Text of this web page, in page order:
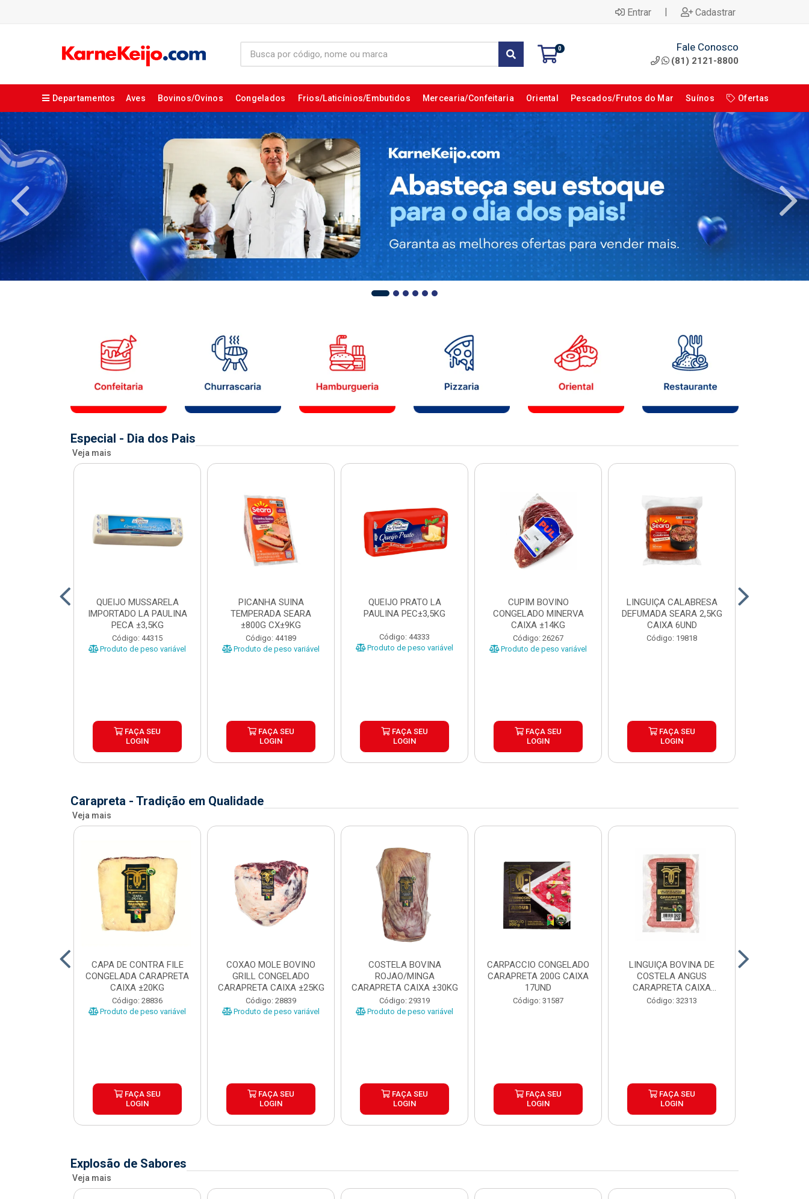
Entrar | Cadastrar
0 Fale Conosco
(81) 2121-8800
Departamentos Aves Bovinos/Ovinos Congelados Frios/Laticínios/Embutidos Mercearia/Confeitaria Oriental Pescados/Frutos do Mar Suínos Ofertas
Especial - Dia dos Pais
Veja mais
QUEIJO MUSSARELA
IMPORTADO LA PAULINA
PECA ±3,5KG
Código: 44315
Produto de peso variável
FAÇA SEU
LOGIN
PICANHA SUINA
TEMPERADA SEARA
±800G CX±9KG
Código: 44189
Produto de peso variável
FAÇA SEU
LOGIN
QUEIJO PRATO LA
PAULINA PEC±3,5KG
Código: 44333
Produto de peso variável
FAÇA SEU
LOGIN
CUPIM BOVINO
CONGELADO MINERVA
CAIXA ±14KG
Código: 26267
Produto de peso variável
FAÇA SEU
LOGIN
LINGUIÇA CALABRESA
DEFUMADA SEARA 2,5KG
CAIXA 6UND
Código: 19818
FAÇA SEU
LOGIN
Carapreta - Tradição em Qualidade
Veja mais
CAPA DE CONTRA FILE
CONGELADA CARAPRETA
CAIXA ±20KG
Código: 28836
Produto de peso variável
FAÇA SEU
LOGIN
COXAO MOLE BOVINO
GRILL CONGELADO
CARAPRETA CAIXA ±25KG
Código: 28839
Produto de peso variável
FAÇA SEU
LOGIN
COSTELA BOVINA
ROJAO/MINGA
CARAPRETA CAIXA ±30KG
Código: 29319
Produto de peso variável
FAÇA SEU
LOGIN
CARPACCIO CONGELADO
CARAPRETA 200G CAIXA
17UND
Código: 31587
FAÇA SEU
LOGIN
LINGUIÇA BOVINA DE
COSTELA ANGUS
CARAPRETA CAIXA
24X300G
Código: 32313
FAÇA SEU
LOGIN
Explosão de Sabores
Veja mais